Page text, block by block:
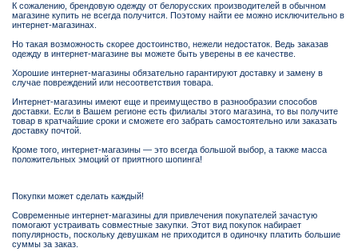
К сожалению, брендовую одежду от белорусских производителей в обычном
магазине купить не всегда получится. Поэтому найти ее можно исключительно в
интернет-магазинах.
Но такая возможность скорее достоинство, нежели недостаток. Ведь заказав
одежду в интернет-магазине вы можете быть уверены в ее качестве.
Хорошие интернет-магазины обязательно гарантируют доставку и замену в
случае повреждений или несоответствия товара.
Интернет-магазины имеют еще и преимущество в разнообразии способов
доставки. Если в Вашем регионе есть филиалы этого магазина, то вы получите
товар в кратчайшие сроки и сможете его забрать самостоятельно или заказать
доставку почтой.
Кроме того, интернет-магазины — это всегда большой выбор, а также масса
положительных эмоций от приятного шопинга!
Покупки может сделать каждый!
Современные интернет-магазины для привлечения покупателей зачастую
помогают устраивать совместные закупки. Этот вид покупок набирает
популярность, поскольку девушкам не приходится в одиночку платить большие
суммы за заказ.